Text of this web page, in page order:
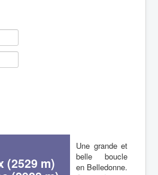
(2529 m)
Une grande et
belle boucle
en Belledonne.